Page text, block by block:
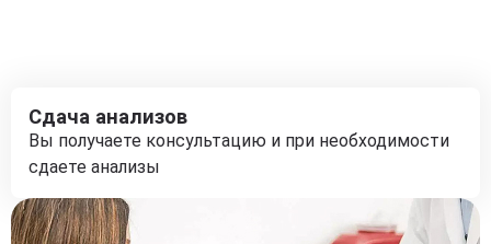
Сдача анализов
Вы получаете консультацию и при необходимости
сдаете анализы